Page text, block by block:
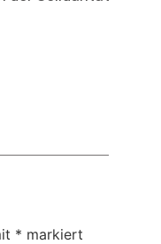
* markiert